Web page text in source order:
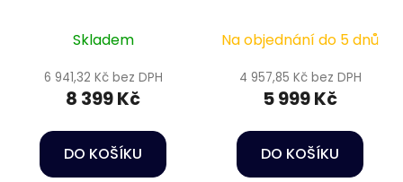
Skladem
6 941,32 Kč bez DPH
8 399 Kč
DO KOŠÍKU
Na objednání do 5 dnů
4 957,85 Kč bez DPH
5 999 Kč
DO KOŠÍKU